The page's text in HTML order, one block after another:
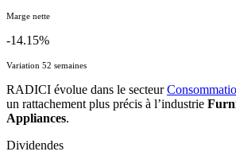
Marge nette
-14.15%
Variation 52 semaines
RADICI évolue dans le secteur
un rattachement plus précis à l’industrie
Appliances.
Dividendes